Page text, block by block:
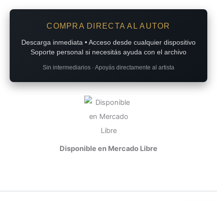
COMPRA DIRECTA AL AUTOR
Descarga inmediata • Acceso desde cualquier dispositivo
Soporte personal si necesitás ayuda con el archivo
Sin intermediarios · Apoyás directamente al artista
Disponible en Mercado Libre